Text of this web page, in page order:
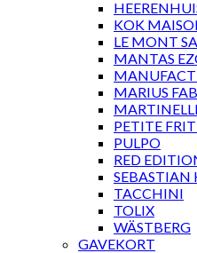
KOK
LE MONT
MANTAS
MARIUS
PETITE
PULPO
RED
SEBASTIAN
TACCHINI
TOLIX
WÄSTBERG
GAVEKORT